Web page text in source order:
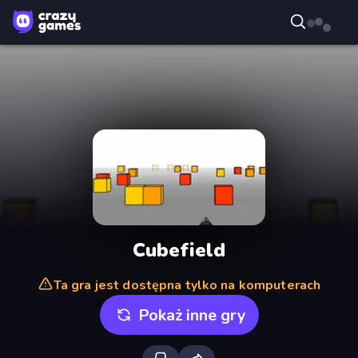
Cubefield
Ta gra jest dostępna tylko na komputerach
Pokaż inne gry